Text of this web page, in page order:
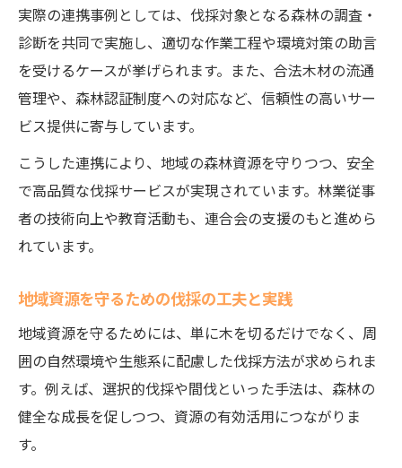
実際の連携事例としては、伐採対象となる森林の調査・
診断を共同で実施し、適切な作業工程や環境対策の助言
を受けるケースが挙げられます。また、合法木材の流通
管理や、森林認証制度への対応など、信頼性の高いサー
ビス提供に寄与しています。
こうした連携により、地域の森林資源を守りつつ、安全
で高品質な伐採サービスが実現されています。林業従事
者の技術向上や教育活動も、連合会の支援のもと進めら
れています。
地域資源を守るための伐採の工夫と実践
地域資源を守るためには、単に木を切るだけでなく、周
囲の自然環境や生態系に配慮した伐採方法が求められま
す。例えば、選択的伐採や間伐といった手法は、森林の
健全な成長を促しつつ、資源の有効活用につながりま
す。